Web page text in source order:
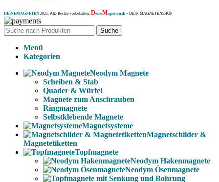
DEINEMAGNETEN 2021. Alle Rechte vorbehalten. DeineMagneten.de - DEIN MAGNETENSHOP
Suche
Menü
Kategorien
Neodym Magnete
Scheiben & Stab
Quader & Würfel
Magnete zum Anschrauben
Ringmagnete
Selbstklebende Magnete
Magnetsysteme
Magnetschilder &
Magnetetiketten
Topfmagnete
Neodym Hakenmagnete
Neodym Ösenmagnete